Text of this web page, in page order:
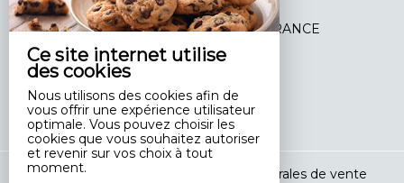
Ce site internet utilise
des cookies
Nous utilisons des cookies afin de
vous offrir une expérience utilisateur
optimale. Vous pouvez choisir les
cookies que vous souhaitez autoriser
et revenir sur vos choix à tout
moment.
1 Impasse Des Tourterelles,
17240 ST DIZANT DU GUA - FRANCE
+33 6 24 62 11 03
Contacter par email
Mentions légales Conditions générales de vente